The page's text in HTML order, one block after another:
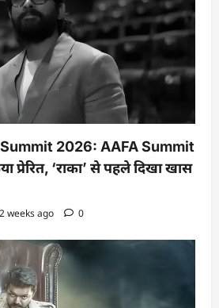
2026: AAFA Summit
‘राका’ से पहले दिखा खास
2 weeks ago 0